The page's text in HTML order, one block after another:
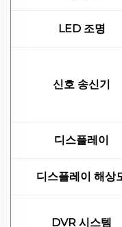
LED 조명
신호 송신기
디스플레이
디스플레이 해상
DVR 시스템